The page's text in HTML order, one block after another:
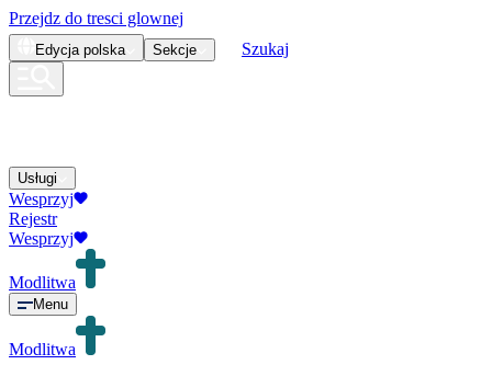
Przejdz do tresci glownej
Edycja polska Sekcje Szukaj
Usługi
Wesprzyj
Rejestr
Wesprzyj
Modlitwa
Menu
Modlitwa